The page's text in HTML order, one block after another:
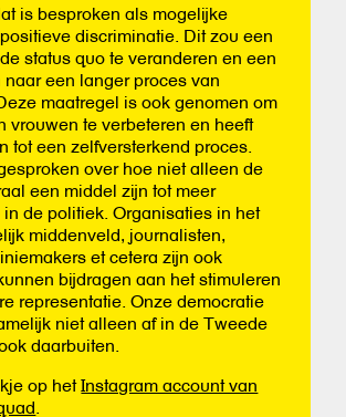
is besproken als mogelijke
discriminatie. Dit zou een
status quo te veranderen en een
naar een langer proces van
maatregel is ook genomen om
vrouwen te verbeteren en heeft
tot een zelfversterkend proces.
over hoe niet alleen de
een middel zijn tot meer
de politiek. Organisaties in het
middenveld, journalisten,
et cetera zijn ook
bijdragen aan het stimuleren
representatie. Onze democratie
niet alleen af in de Tweede
daarbuiten.
op hetInstagram account van